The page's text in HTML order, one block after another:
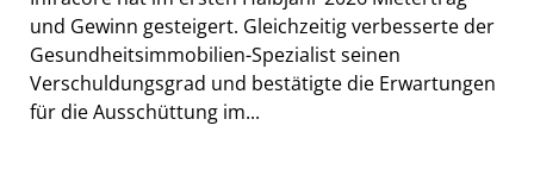
und Gewinn gesteigert. Gleichzeitig verbesserte der
Gesundheitsimmobilien-Spezialist seinen
Verschuldungsgrad und bestätigte die Erwartungen
für die Ausschüttung im...